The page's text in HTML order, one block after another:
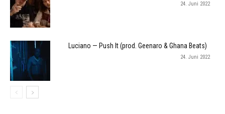
24. Juni 2022
Luciano — Push It (prod. Geenaro & Ghana Beats)
24. Juni 2022